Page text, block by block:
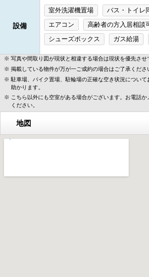
設備
室外洗濯機置場 バス・トイレ
エアコン
高齢者の方入居相談
シューズボックス
ガス給湯
写真や間取り図が現状と相違する場合は現状を優先させ
掲載している物件が万が一ご成約の場合はご了承くださ
駐車場、バイク置場、駐輪場の正確な空き状況につい
助かります。
こちら以外にも空室がある場合がございます。お電話
ください。
地図